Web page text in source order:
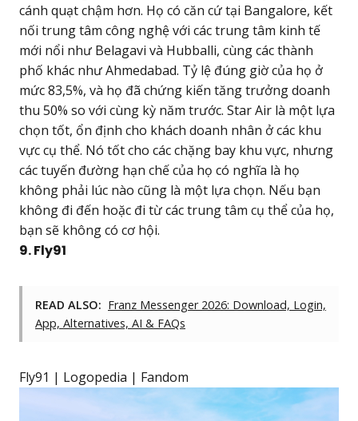
cánh quạt chậm hơn. Họ có căn cứ tại Bangalore, kết
nối trung tâm công nghệ với các trung tâm kinh tế
mới nổi như Belagavi và Hubballi, cùng các thành
phố khác như Ahmedabad. Tỷ lệ đúng giờ của họ ở
mức 83,5%, và họ đã chứng kiến tăng trưởng doanh
thu 50% so với cùng kỳ năm trước. Star Air là một lựa
chọn tốt, ổn định cho khách doanh nhân ở các khu
vực cụ thể. Nó tốt cho các chặng bay khu vực, nhưng
các tuyến đường hạn chế của họ có nghĩa là họ
không phải lúc nào cũng là một lựa chọn. Nếu bạn
không đi đến hoặc đi từ các trung tâm cụ thể của họ,
bạn sẽ không có cơ hội.
9. Fly91
READ ALSO: Franz Messenger 2026: Download, Login,
App, Alternatives, AI & FAQs
Fly91 | Logopedia | Fandom